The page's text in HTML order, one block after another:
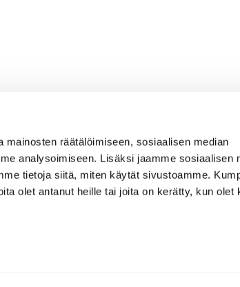
räätälöimiseen, sosiaalisen median
analysoimiseen. Lisäksi jaamme sosiaalisen
tietoja siitä, miten käytät sivustoamme.
olet antanut heille tai joita on kerätty, kun olet